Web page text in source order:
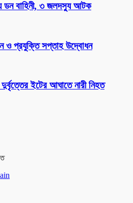
ডন বাহিনী, ৩ জলদস্যু আটক
ও প্রযুক্তি সপ্তাহ উদ্বোধন
ইটের আঘাতে নারী নিহত